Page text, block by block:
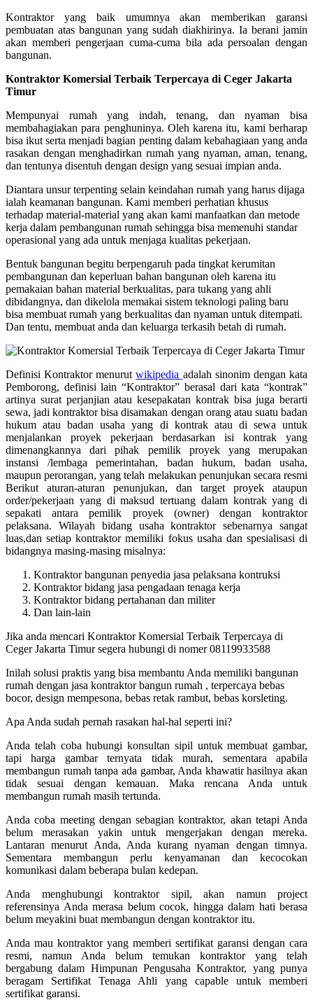
Kontraktor yang baik umumnya akan memberikan garansi
pembuatan atas bangunan yang sudah diakhirinya. Ia berani jamin
akan memberi pengerjaan cuma-cuma bila ada persoalan dengan
bangunan.
Kontraktor Komersial Terbaik Terpercaya di Ceger Jakarta
Timur
Mempunyai rumah yang indah, tenang, dan nyaman bisa
membahagiakan para penghuninya. Oleh karena itu, kami berharap
bisa ikut serta menjadi bagian penting dalam kebahagiaan yang anda
rasakan dengan menghadirkan rumah yang nyaman, aman, tenang,
dan tentunya disentuh dengan design yang sesuai impian anda.
Diantara unsur terpenting selain keindahan rumah yang harus dijaga
ialah keamanan bangunan. Kami memberi perhatian khusus
terhadap material-material yang akan kami manfaatkan dan metode
kerja dalam pembangunan rumah sehingga bisa memenuhi standar
operasional yang ada untuk menjaga kualitas pekerjaan.
Bentuk bangunan begitu berpengaruh pada tingkat kerumitan
pembangunan dan keperluan bahan bangunan oleh karena itu
pemakaian bahan material berkualitas, para tukang yang ahli
dibidangnya, dan dikelola memakai sistem teknologi paling baru
bisa membuat rumah yang berkualitas dan nyaman untuk ditempati.
Dan tentu, membuat anda dan keluarga terkasih betah di rumah.
Definisi Kontraktor menurutwikipedia adalah sinonim dengan kata
Pemborong, definisi lain “Kontraktor” berasal dari kata “kontrak”
artinya surat perjanjian atau kesepakatan kontrak bisa juga berarti
sewa, jadi kontraktor bisa disamakan dengan orang atau suatu badan
hukum atau badan usaha yang di kontrak atau di sewa untuk
menjalankan proyek pekerjaan berdasarkan isi kontrak yang
dimenangkannya dari pihak pemilik proyek yang merupakan
instansi /lembaga pemerintahan, badan hukum, badan usaha,
maupun perorangan, yang telah melakukan penunjukan secara resmi
Berikut aturan-aturan penunjukan, dan target proyek ataupun
order/pekerjaan yang di maksud tertuang dalam kontrak yang di
sepakati antara pemilik proyek (owner) dengan kontraktor
pelaksana. Wilayah bidang usaha kontraktor sebenarnya sangat
luas,dan setiap kontraktor memiliki fokus usaha dan spesialisasi di
bidangnya masing-masing misalnya:
Kontraktor bangunan penyedia jasa pelaksana kontruksi
Kontraktor bidang jasa pengadaan tenaga kerja
Kontraktor bidang pertahanan dan militer
Dan lain-lain
Jika anda mencari Kontraktor Komersial Terbaik Terpercaya di
Ceger Jakarta Timur segera hubungi di nomer 08119933588
Inilah solusi praktis yang bisa membantu Anda memiliki bangunan
rumah dengan jasa kontraktor bangun rumah , terpercaya bebas
bocor, design mempesona, bebas retak rambut, bebas korsleting.
Apa Anda sudah pernah rasakan hal-hal seperti ini?
Anda telah coba hubungi konsultan sipil untuk membuat gambar,
tapi harga gambar ternyata tidak murah, sementara apabila
membangun rumah tanpa ada gambar, Anda khawatir hasilnya akan
tidak sesuai dengan kemauan. Maka rencana Anda untuk
membangun rumah masih tertunda.
Anda coba meeting dengan sebagian kontraktor, akan tetapi Anda
belum merasakan yakin untuk mengerjakan dengan mereka.
Lantaran menurut Anda, Anda kurang nyaman dengan timnya.
Sementara membangun perlu kenyamanan dan kecocokan
komunikasi dalam beberapa bulan kedepan.
Anda menghubungi kontraktor sipil, akan namun project
referensinya Anda merasa belum cocok, hingga dalam hati berasa
belum meyakini buat membangun dengan kontraktor itu.
Anda mau kontraktor yang memberi sertifikat garansi dengan cara
resmi, namun Anda belum temukan kontraktor yang telah
bergabung dalam Himpunan Pengusaha Kontraktor, yang punya
beragam Sertifikat Tenaga Ahli yang capable untuk memberi
sertifikat garansi.